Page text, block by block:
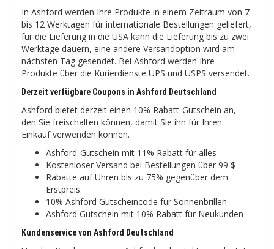
In Ashford werden Ihre Produkte in einem Zeitraum von 7
bis 12 Werktagen für internationale Bestellungen geliefert,
für die Lieferung in die USA kann die Lieferung bis zu zwei
Werktage dauern, eine andere Versandoption wird am
nächsten Tag gesendet. Bei Ashford werden Ihre
Produkte über die Kurierdienste UPS und USPS versendet.
Derzeit verfügbare Coupons in Ashford Deutschland
Ashford bietet derzeit einen 10% Rabatt-Gutschein an,
den Sie freischalten können, damit Sie ihn für Ihren
Einkauf verwenden können.
Ashford-Gutschein mit 11% Rabatt für alles
Kostenloser Versand bei Bestellungen über 99 $
Rabatte auf Uhren bis zu 75% gegenüber dem
Erstpreis
10% Ashford Gutscheincode für Sonnenbrillen
Ashford Gutschein mit 10% Rabatt für Neukunden
Kundenservice von Ashford Deutschland